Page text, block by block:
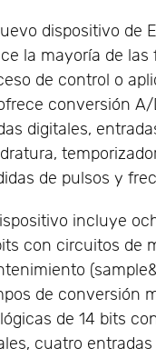
dispositivo de
la mayoría de
de control o
conversión
digitales,
de pulsos y
incluye
con circuitos de
de conversión
de 14 bits
cuatro